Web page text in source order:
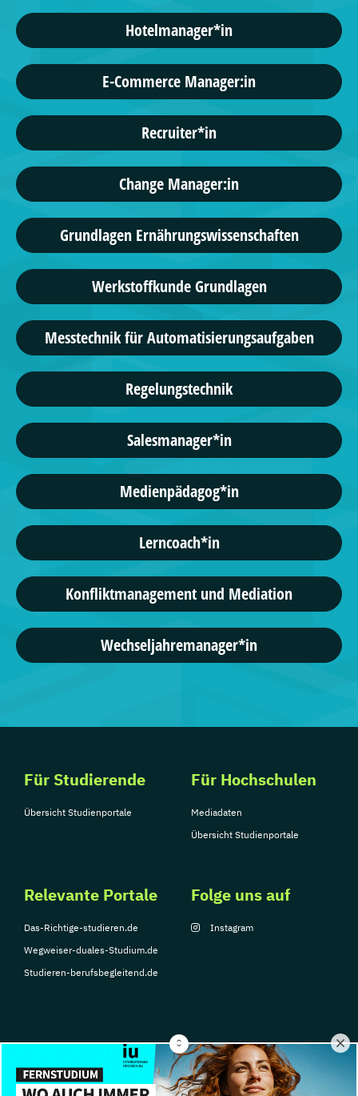
Hotelmanager*in
E-Commerce Manager:in
Recruiter*in
Change Manager:in
Grundlagen Ernährungswissenschaften
Werkstoffkunde Grundlagen
Messtechnik für Automatisierungsaufgaben
Regelungstechnik
Salesmanager*in
Medienpädagog*in
Lerncoach*in
Konfliktmanagement und Mediation
Wechseljahremanager*in
Für Studierende
Übersicht Studienportale
Für Hochschulen
Mediadaten
Übersicht Studienportale
Relevante Portale
Das-Richtige-studieren.de
Wegweiser-duales-Studium.de
Studieren-berufsbegleitend.de
Folge uns auf
Instagram
© Copyright 2026, TarGroup Media GmbH